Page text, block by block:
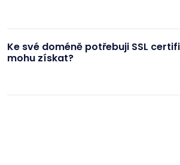
Ke své doméně potřebuji SSL
mohu získat?